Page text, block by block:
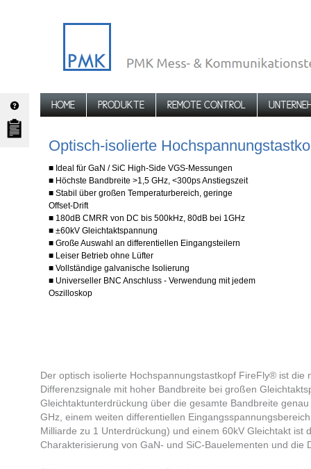
HOME PRODUKTE REMOTE CONTROL
Optisch-isolierte
■ Ideal für GaN / SiC High-Side VGS-Messungen
■ Höchste Bandbreite >1,5 GHz, <300ps Anstiegszeit
■ Stabil über großen Temperaturbereich, geringe
Offset-Drift
■ 180dB CMRR von DC bis 500kHz, 80dB bei 1GHz
■ ±60kV Gleichtaktspannung
■ Große Auswahl an differentiellen Eingangsteilern
■ Leiser Betrieb ohne Lüfter
■ Vollständige galvanische Isolierung
■ Universeller BNC Anschluss - Verwendung mit jedem
Oszilloskop
Der optisch isolierte Hochspannungstastkopf FireFly® ist
Differenzsignale mit hoher Bandbreite bei großen
Gleichtaktunterdrückung über die gesamte Bandbreite
GHz, einem weiten differentiellen
Milliarde zu 1 Unterdrückung) und einem 60kV Gleichtakt
Charakterisierung von GaN- und SiC-Bauelementen und